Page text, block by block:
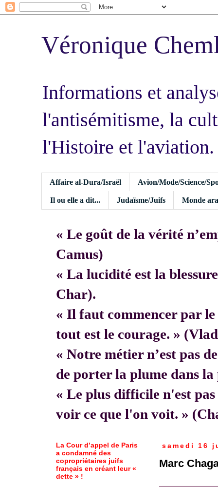
Véronique
Informations et
l'antisémitisme, la
l'Histoire et l'aviation.
Affaire al-Dura/Israël Avion/Mode/Science/
Il ou elle a dit... Judaïsme/Juifs Monde
« Le goût de la vérité
Camus)
« La lucidité est la
Char).
« Il faut commencer par le
tout est le courage. »
« Notre métier n’est pas
de porter la plume dans
« Le plus difficile n'est
voir ce que l'on voit. »
samedi 16
Marc
La Cour d’appel de Paris
a condamné des
copropriétaires juifs
français en créant leur «
dette » !